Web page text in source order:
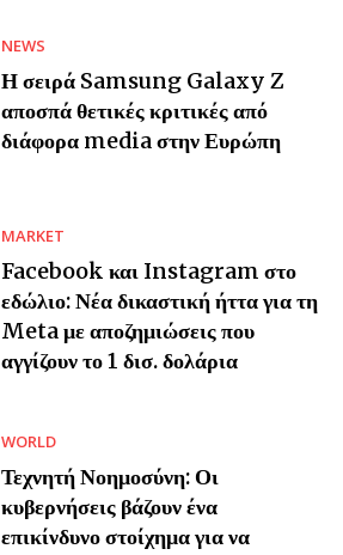
NEWS
Η σειρά Samsung Galaxy Z
αποσπά θετικές κριτικές από
διάφορα media στην Ευρώπη
MARKET
Facebook και Instagram στο
εδώλιο: Νέα δικαστική ήττα για τη
Meta με αποζημιώσεις που
αγγίζουν το 1 δισ. δολάρια
WORLD
Τεχνητή Νοημοσύνη: Οι
κυβερνήσεις βάζουν ένα
επικίνδυνο στοίχημα για να